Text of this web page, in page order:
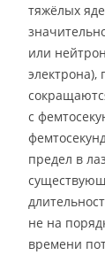
тяжёлых
или
с
предел в
не на
времени